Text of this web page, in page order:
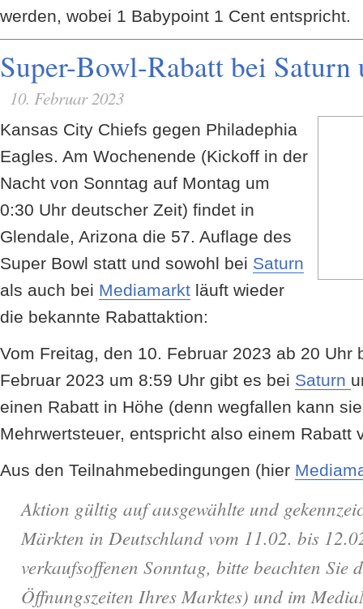
werden, wobei 1 Babypoint 1 Cent entspricht.
Super-Bowl-Rabatt bei
10. Februar 2023
Kansas City Chiefs gegen Philadephia
Eagles. Am Wochenende (Kickoff in der
Nacht von Sonntag auf Montag um
0:30 Uhr deutscher Zeit) findet in
Glendale, Arizona die 57. Auflage des
Super Bowl statt und sowohl bei Saturn
als auch bei Mediamarkt läuft wieder
die bekannte Rabattaktion:
Vom Freitag, den 10. Februar 2023 ab 20 Uhr
Februar 2023 um 8:59 Uhr gibt es bei Saturn
einen Rabatt in Höhe (denn wegfallen kann
Mehrwertsteuer, entspricht also einem Rabatt
Aus den Teilnahmebedingungen (hier
Aktion gültig auf ausgewählte und
Märkten in Deutschland vom 11.02. bis
verkaufsoffenen Sonntag, bitte beachten Sie
Öffnungszeiten Ihres Marktes) und im